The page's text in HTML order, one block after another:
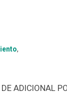
,
ADICIONAL